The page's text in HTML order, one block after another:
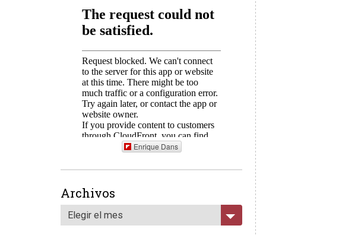
Enrique Dans
Archivos
Elegir el mes